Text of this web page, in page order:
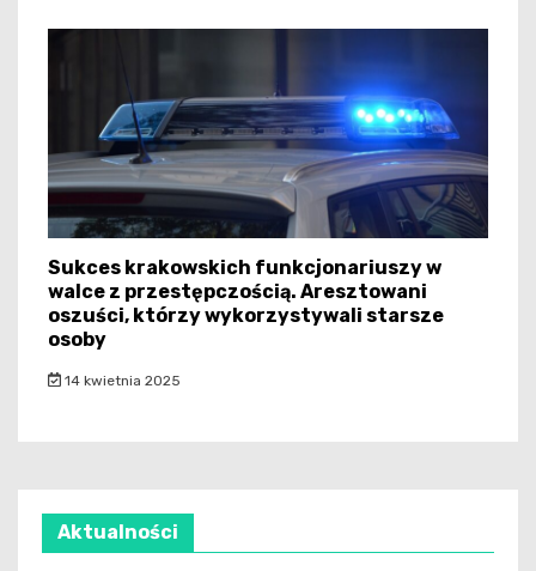
Sukces krakowskich funkcjonariuszy w
walce z przestępczością. Aresztowani
oszuści, którzy wykorzystywali starsze
osoby
14 kwietnia 2025
Aktualności